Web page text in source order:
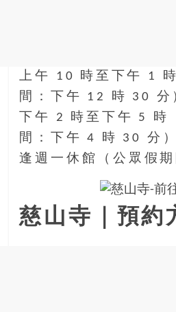
上午 10 時至下午 1
間：下午 12 時 30 分
下午 2 時至下午 5 時
間：下午 4 時 30 分）
逢週一休館（公眾假期
慈山寺｜預約